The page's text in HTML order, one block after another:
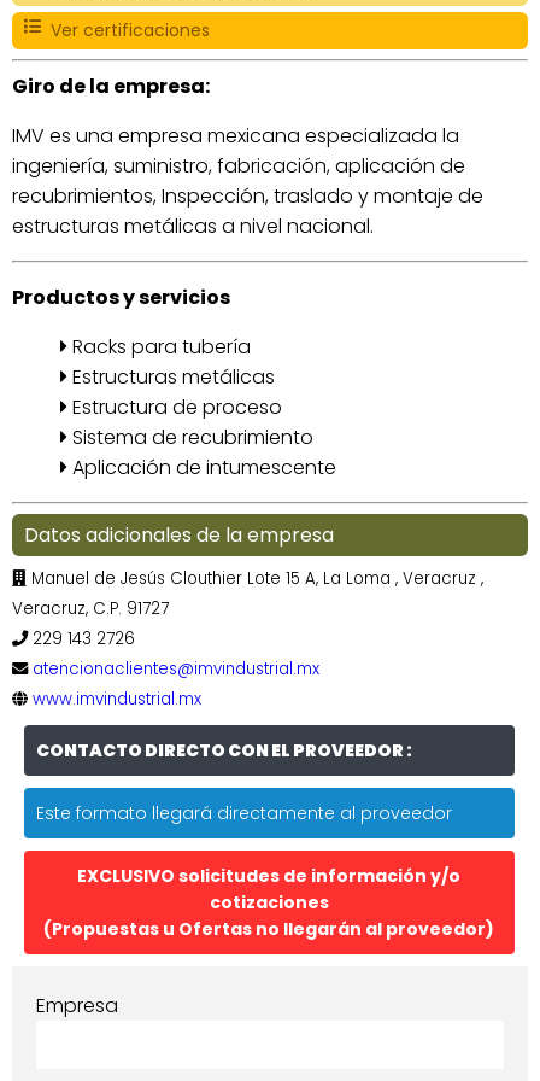
Ver certificaciones
Giro de la empresa:
IMV es una empresa mexicana especializada la
ingeniería, suministro, fabricación, aplicación de
recubrimientos, Inspección, traslado y montaje de
estructuras metálicas a nivel nacional.
Productos y servicios
Racks para tubería
Estructuras metálicas
Estructura de proceso
Sistema de recubrimiento
Aplicación de intumescente
Datos adicionales de la empresa
Manuel de Jesús Clouthier Lote 15 A, La Loma , Veracruz ,
Veracruz, C.P. 91727
229 143 2726
atencionaclientes@imvindustrial.mx
www.imvindustrial.mx
CONTACTO DIRECTO CON EL PROVEEDOR :
Este formato llegará directamente al proveedor
EXCLUSIVO solicitudes de información y/o
cotizaciones
(Propuestas u Ofertas no llegarán al proveedor)
Empresa